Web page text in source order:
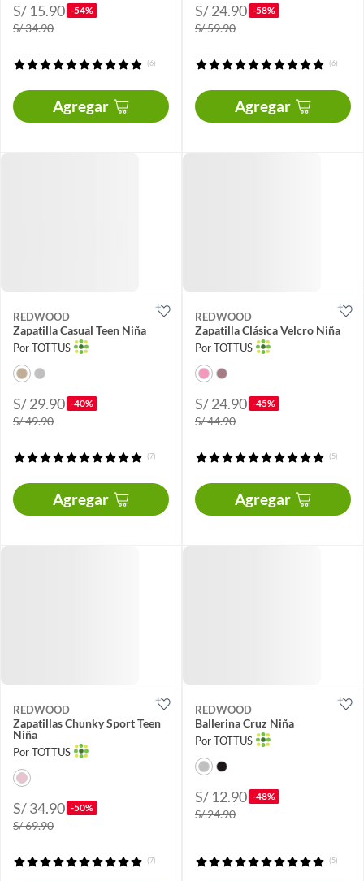
S/ 15.90 -54%
S/ 34.90
(6)
Agregar
S/ 24.90 -58%
S/ 59.90
(6)
Agregar
REDWOOD
Zapatilla Casual Teen Niña
Por TOTTUS
S/ 29.90 -40%
S/ 49.90
(7)
Agregar
REDWOOD
Zapatilla Clásica Velcro Niña
Por TOTTUS
S/ 24.90 -45%
S/ 44.90
(5)
Agregar
REDWOOD
Zapatillas Chunky Sport Teen
Niña
Por TOTTUS
S/ 34.90 -50%
S/ 69.90
(7)
REDWOOD
Ballerina Cruz Niña
Por TOTTUS
S/ 12.90 -48%
S/ 24.90
(5)